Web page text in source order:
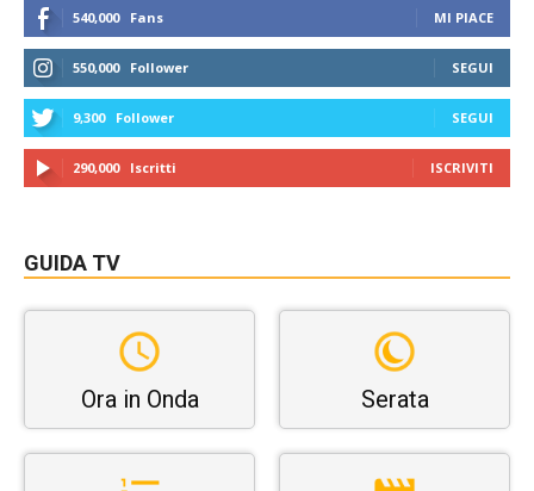
540,000 Fans MI PIACE
550,000 Follower SEGUI
9,300 Follower SEGUI
290,000 Iscritti ISCRIVITI
GUIDA TV
Ora in Onda Serata